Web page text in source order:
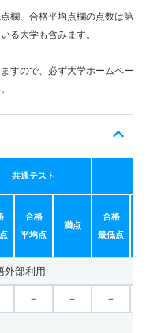
欄、合格平均点欄の点数は第
る大学も含みます。
すので、必ず大学ホームペー
共通テスト
合格
平均点
満点
合格
最低点
部利用
－ － －